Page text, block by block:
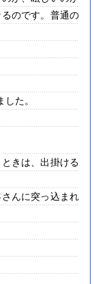
のです。普通の
た。
きは、出掛ける
んに突っ込まれ